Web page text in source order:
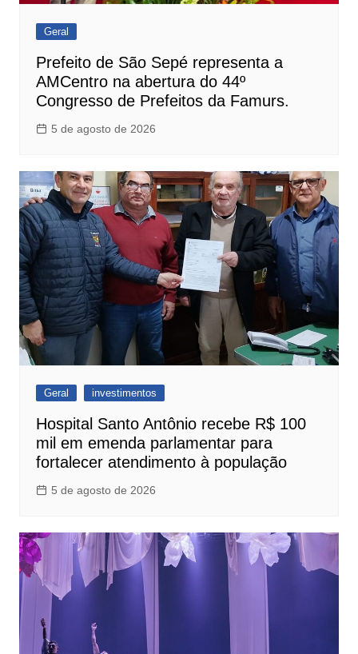
Geral
Prefeito de São Sepé representa a
AMCentro na abertura do 44º
Congresso de Prefeitos da Famurs.
5 de agosto de 2026
Geral investimentos
Hospital Santo Antônio recebe R$ 100
mil em emenda parlamentar para
fortalecer atendimento à população
5 de agosto de 2026